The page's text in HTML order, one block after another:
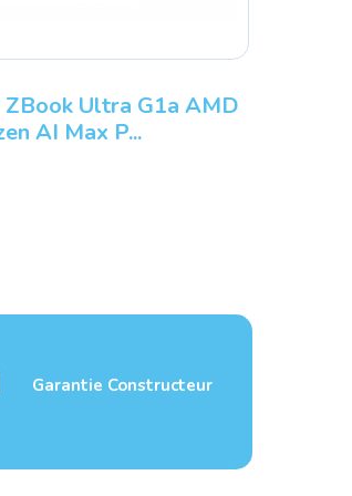
LENOVO ThinkPad P16v
G3 Intel Core Ul...
Garantie Constructeur